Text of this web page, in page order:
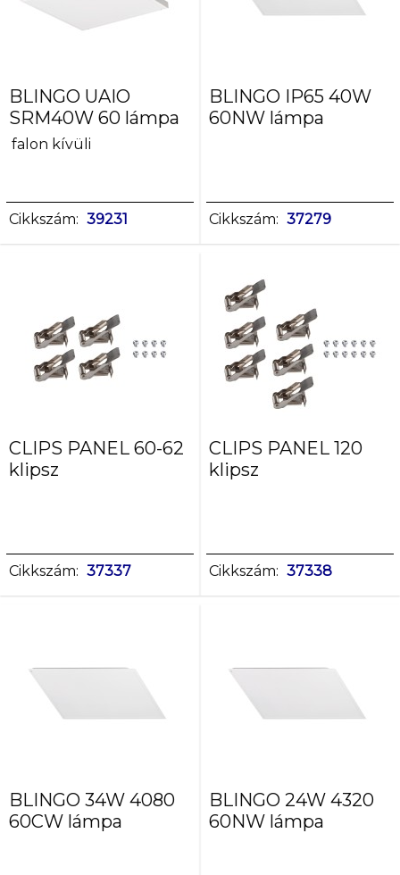
BLINGO UAIO
SRM40W 60 lámpa
falon kívüli
Cikkszám: 39231
BLINGO IP65 40W
60NW lámpa
Cikkszám: 37279
CLIPS PANEL 60-62
klipsz
Cikkszám: 37337
CLIPS PANEL 120
klipsz
Cikkszám: 37338
BLINGO 34W 4080
60CW lámpa
BLINGO 24W 4320
60NW lámpa